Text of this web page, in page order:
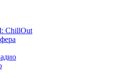
ChillOut